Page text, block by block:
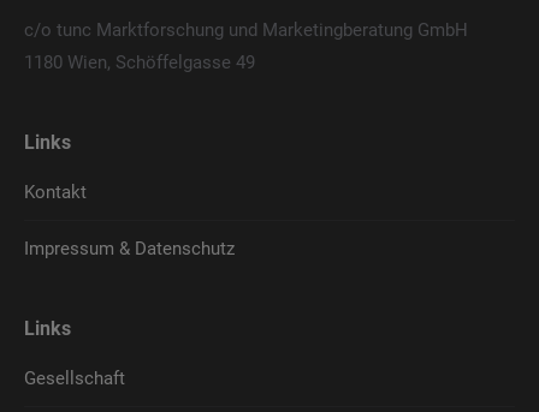
c/o tunc Marktforschung und Marketingberatung GmbH
1180 Wien, Schöffelgasse 49
Links
Kontakt
Impressum & Datenschutz
Links
Gesellschaft